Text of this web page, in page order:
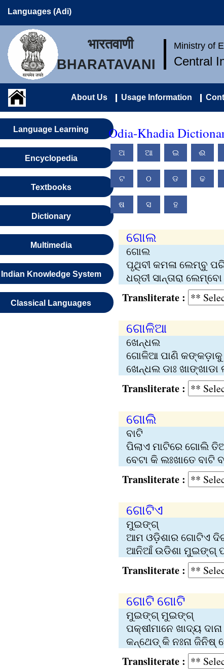
Languages (Adi)
भारतवाणी
BHARATAVANI
Ministry of
Central
About Us Usage Information
Language Learning
Encyclopedia
Textbooks
Dictionary
Multimedia
Indian Knowledge System
Classical Languages
Odia-Khadia
ଅ ଆ ଇ ଈ
ଟ ଠ ଡ ଢ
ଷ ସ ହ
ଗୋଲ
ଗୋଲ
ପୃଥିବୀ କମଳା ଲେମ୍ବୁ
ଧର୍‌ତୀ ସାନ୍‌ତାରା
Transliterate :
ଗୋଳିଆ
ଖେନ୍ଧଲ
ଗୋଳିଆ ପାଣି କଙ୍କଡ଼ାକୁ
ଖେନ୍ଧଲ ଡାଃ ଖାଙ୍ଖାଡା
Transliterate :
ଗୋଲି
ବାଟି
ପିଲାଏ ମାଟିରେ ଗୋଲି
ବେଟା କି ଲଃଖାତେ ବାଟି
Transliterate :
ଗୋଟିଏ
ମୁଇଙ୍ଗ୍
ଆମ ଓଡ଼ିଶାର ଗୋଟିଏ
ଆନିଆଁ ଉଡିଶା ମୁଇଙ୍ଗ୍
Transliterate :
ଗୋଟି ଗୋଟି
ମୁଇଙ୍ଗ୍ ମୁଇଙ୍ଗ୍
ପକ୍ଷୀମାନେ ଖାଦ୍ୟ
କନ୍‌‍ଥେଡ୍‌ କି ନଃନା
Transliterate :